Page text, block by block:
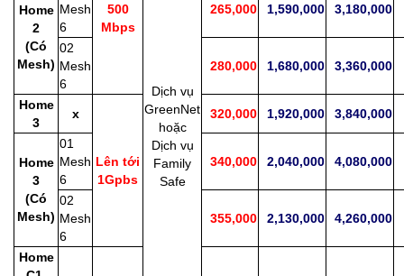
Dịch vụ
GreenNet
hoặc
Dịch vụ
Family
Safe
500
Mbps
Home
2
(Có
Mesh)
Mesh
6
265,000 1,590,000 3,180,000
02
Mesh
6
280,000 1,680,000 3,360,000
Home
3
x
Lên tới
1Gpbs
320,000 1,920,000 3,840,000
Home
3
(Có
Mesh)
01
Mesh
6
340,000 2,040,000 4,080,000
02
Mesh
6
355,000 2,130,000 4,260,000
Home